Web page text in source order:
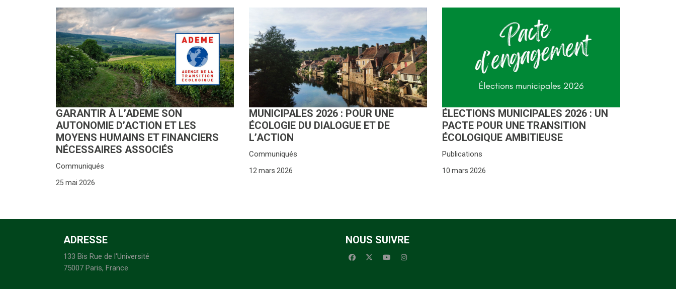
GARANTIR À L’ADEME SON
AUTONOMIE D’ACTION ET LES
MOYENS HUMAINS ET FINANCIERS
NÉCESSAIRES ASSOCIÉS
Communiqués
25 mai 2026
MUNICIPALES 2026 : POUR UNE
ÉCOLOGIE DU DIALOGUE ET DE
L’ACTION
Communiqués
12 mars 2026
ÉLECTIONS MUNICIPALES 2026 : UN
PACTE POUR UNE TRANSITION
ÉCOLOGIQUE AMBITIEUSE
Publications
10 mars 2026
ADRESSE
133 Bis Rue de l'Université
75007 Paris, France
NOUS SUIVRE
facebookx-twitteryoutubeinstagram